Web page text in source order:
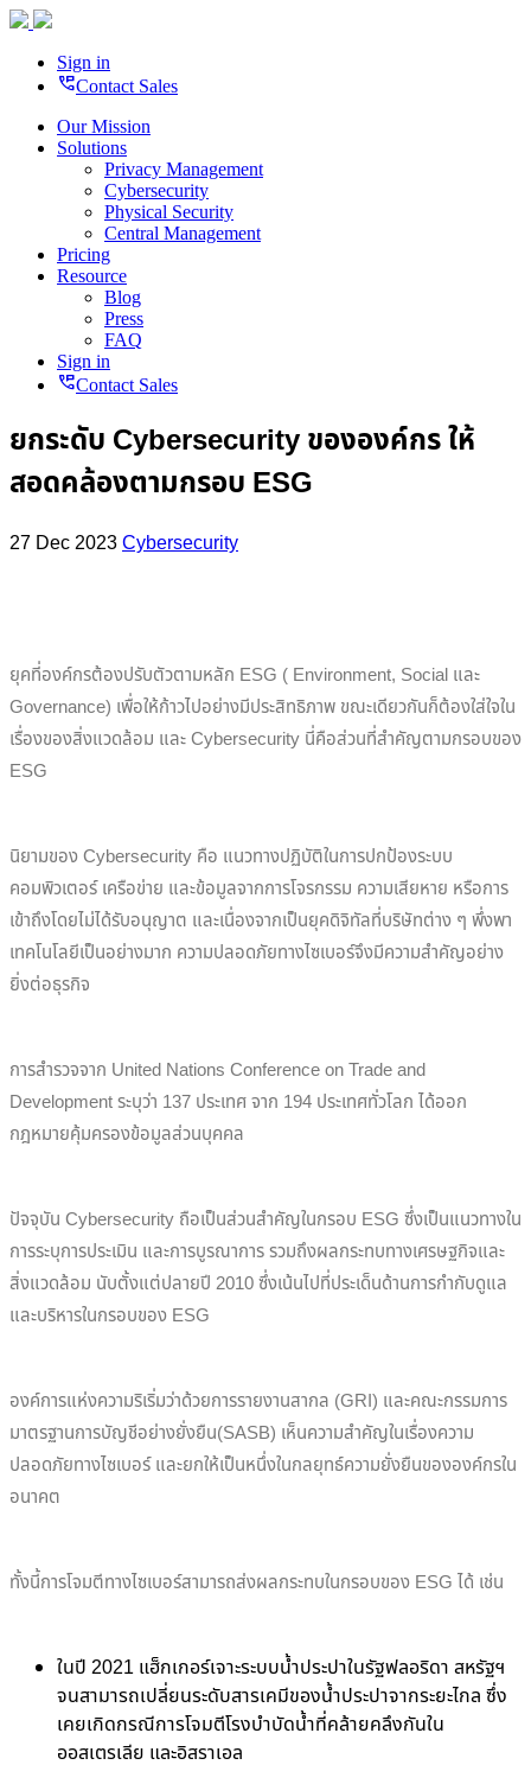
Sign in
perm_phone_msgContact Sales
Our Mission
Solutions
Privacy Management
Cybersecurity
Physical Security
Central Management
Pricing
Resource
Blog
Press
FAQ
Sign in
perm_phone_msgContact Sales
ยกระดับ Cybersecurity ขององค์กร ให้
สอดคล้องตามกรอบ ESG
27 Dec 2023Cybersecurity
ยุคที่องค์กรต้องปรับตัวตามหลัก ESG ( Environment, Social และ
Governance) เพื่อให้ก้าวไปอย่างมีประสิทธิภาพ ขณะเดียวกันก็ต้องใส่ใจใน
เรื่องของสิ่งแวดล้อม และ Cybersecurity นี่คือส่วนที่สำคัญตามกรอบของ
ESG
นิยามของ Cybersecurity คือ แนวทางปฏิบัติในการปกป้องระบบ
คอมพิวเตอร์ เครือข่าย และข้อมูลจากการโจรกรรม ความเสียหาย หรือการ
เข้าถึงโดยไม่ได้รับอนุญาต และเนื่องจากเป็นยุคดิจิทัลที่บริษัทต่าง ๆ พึ่งพา
เทคโนโลยีเป็นอย่างมาก ความปลอดภัยทางไซเบอร์จึงมีความสำคัญอย่าง
ยิ่งต่อธุรกิจ
การสำรวจจาก United Nations Conference on Trade and
Development ระบุว่า 137 ประเทศ จาก 194 ประเทศทั่วโลก ได้ออก
กฎหมายคุ้มครองข้อมูลส่วนบุคคล
ปัจจุบัน Cybersecurity ถือเป็นส่วนสำคัญในกรอบ ESG ซึ่งเป็นแนวทางใน
การระบุการประเมิน และการบูรณาการ รวมถึงผลกระทบทางเศรษฐกิจและ
สิ่งแวดล้อม นับตั้งแต่ปลายปี 2010 ซึ่งเน้นไปที่ประเด็นด้านการกำกับดูแล
และบริหารในกรอบของ ESG
องค์การแห่งความริเริ่มว่าด้วยการรายงานสากล (GRI) และคณะกรรมการ
มาตรฐานการบัญชีอย่างยั่งยืน(SASB) เห็นความสำคัญในเรื่องความ
ปลอดภัยทางไซเบอร์ และยกให้เป็นหนึ่งในกลยุทธ์ความยั่งยืนขององค์กรใน
อนาคต
ทั้งนี้การโจมตีทางไซเบอร์สามารถส่งผลกระทบในกรอบของ ESG ได้ เช่น
ในปี 2021 แฮ็กเกอร์เจาะระบบน้ำประปาในรัฐฟลอริดา สหรัฐฯ
จนสามารถเปลี่ยนระดับสารเคมีของน้ำประปาจากระยะไกล ซึ่ง
เคยเกิดกรณีการโจมตีโรงบำบัดน้ำที่คล้ายคลึงกันใน
ออสเตรเลีย และอิสราเอล